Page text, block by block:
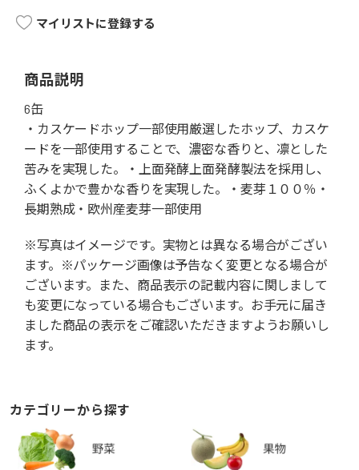
マイリストに登録する
商品説明
6缶
・カスケードホップ一部使用厳選したホップ、カスケ
ードを一部使用することで、濃密な香りと、凛とした
苦みを実現した。・上面発酵上面発酵製法を採用し、
ふくよかで豊かな香りを実現した。・麦芽１００％・
長期熟成・欧州産麦芽一部使用
※写真はイメージです。実物とは異なる場合がござい
ます。※パッケージ画像は予告なく変更となる場合が
ございます。また、商品表示の記載内容に関しまして
も変更になっている場合もございます。お手元に届き
ました商品の表示をご確認いただきますようお願いし
ます。
カテゴリーから探す